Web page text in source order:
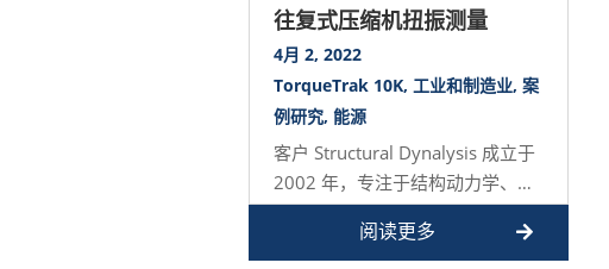
往复式压缩机扭振测量
4月 2, 2022
TorqueTrak 10K, 工业和制造业, 案
例研究, 能源
客户 Structural Dynalysis 成立于
2002 年，专注于结构动力学、振
动测试与分析、信号处…
阅读更多